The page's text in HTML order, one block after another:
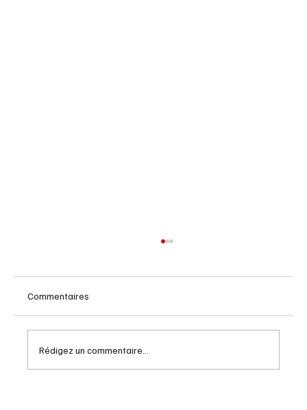
Commentaires
Rédigez un commentaire...